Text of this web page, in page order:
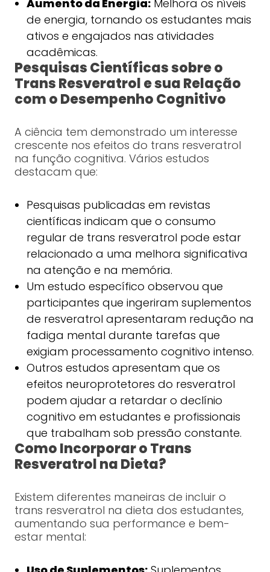
Aumento da Energia:Melhora os níveis
de energia, tornando os estudantes mais
ativos e engajados nas atividades
acadêmicas.
Pesquisas Científicas sobre o
Trans Resveratrol e sua Relação
com o Desempenho Cognitivo
A ciência tem demonstrado um interesse
crescente nos efeitos do trans resveratrol
na função cognitiva. Vários estudos
destacam que:
Pesquisas publicadas em revistas
científicas indicam que o consumo
regular de trans resveratrol pode estar
relacionado a uma melhora significativa
na atenção e na memória.
Um estudo específico observou que
participantes que ingeriram suplementos
de resveratrol apresentaram redução na
fadiga mental durante tarefas que
exigiam processamento cognitivo intenso.
Outros estudos apresentam que os
efeitos neuroprotetores do resveratrol
podem ajudar a retardar o declínio
cognitivo em estudantes e profissionais
que trabalham sob pressão constante.
Como Incorporar o Trans
Resveratrol na Dieta?
Existem diferentes maneiras de incluir o
trans resveratrol na dieta dos estudantes,
aumentando sua performance e bem-
estar mental: